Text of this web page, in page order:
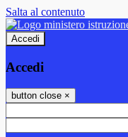
Salta al contenuto
Accedi
Accedi
button close ×